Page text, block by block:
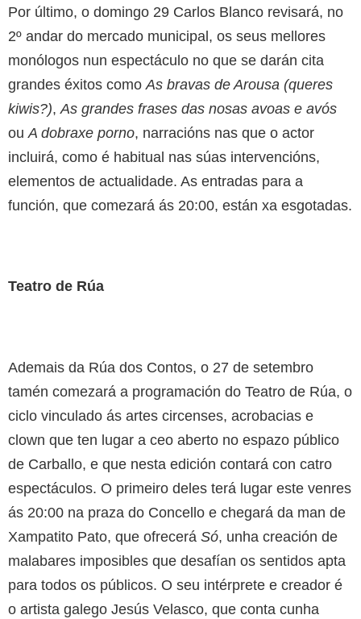
Por último, o domingo 29 Carlos Blanco revisará, no
2º andar do mercado municipal, os seus mellores
monólogos nun espectáculo no que se darán cita
grandes éxitos comoAs bravas de Arousa (queres
kiwis?),As grandes frases das nosas avoas e avós
ouA dobraxe porno, narracións nas que o actor
incluirá, como é habitual nas súas intervencións,
elementos de actualidade. As entradas para a
función, que comezará ás 20:00, están xa esgotadas.
Teatro de Rúa
Ademais da Rúa dos Contos, o 27 de setembro
tamén comezará a programación do Teatro de Rúa, o
ciclo vinculado ás artes circenses, acrobacias e
clown que ten lugar a ceo aberto no espazo público
de Carballo, e que nesta edición contará con catro
espectáculos. O primeiro deles terá lugar este venres
ás 20:00 na praza do Concello e chegará da man de
Xampatito Pato, que ofrecerá Só, unha creación de
malabares imposibles que desafían os sentidos apta
para todos os públicos. O seu intérprete e creador é
o artista galego Jesús Velasco, que conta cunha